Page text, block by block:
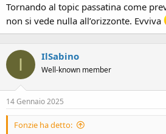
Tornando al topic passatina come
non si vede nulla all’orizzonte. Evviva
I IlSabino
Well-known member
14 Gennaio 2025
Fonzie ha detto: